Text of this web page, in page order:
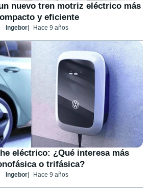
nuevo tren motriz eléctrico más
y eficiente
Ingebor Hace 9 años
eléctrico: ¿Qué interesa más
o trifásica?
Ingebor Hace 9 años